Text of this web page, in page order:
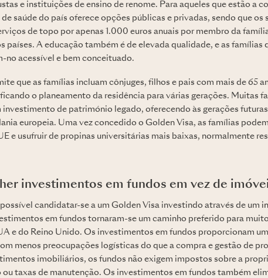
e instituições de ensino de renome. Para aqueles que estão a
saúde do país oferece opções públicas e privadas, sendo que os
de topo por apenas 1.000 euros anuais por membro da
países. A educação também é de elevada qualidade, e as famílias
no acessível e bem conceituado.
que as famílias incluam cônjuges, filhos e pais com mais de 65
o planeamento da residência para várias gerações. Muitas
investimento de património legado, oferecendo às gerações
europeia. Uma vez concedido o Golden Visa, as famílias
e usufruir de propinas universitárias mais baixas, normalmente
investimentos em fundos em vez de
candidatar-se a um Golden Visa investindo através de um
em fundos tornaram-se um caminho preferido para
e do Reino Unido. Os investimentos em fundos proporcionam
menos preocupações logísticas do que a compra e gestão de
imobiliários, os fundos não exigem impostos sobre a
taxas de manutenção. Os investimentos em fundos também